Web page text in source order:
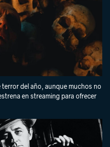
terror del año, aunque muchos no
en streaming para ofrecer